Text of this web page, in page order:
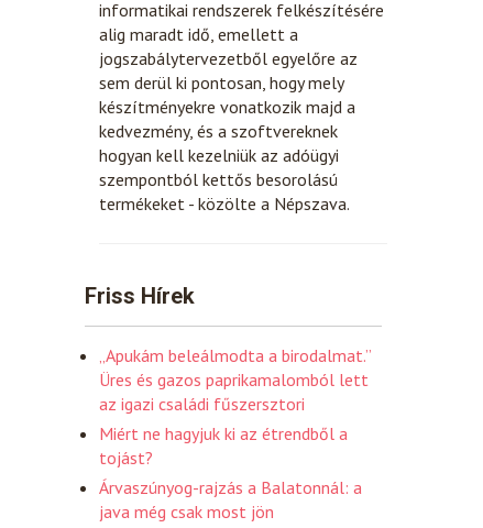
informatikai rendszerek felkészítésére
alig maradt idő, emellett a
jogszabálytervezetből egyelőre az
sem derül ki pontosan, hogy mely
készítményekre vonatkozik majd a
kedvezmény, és a szoftvereknek
hogyan kell kezelniük az adóügyi
szempontból kettős besorolású
termékeket - közölte a Népszava.
Friss Hírek
„Apukám beleálmodta a birodalmat.”
Üres és gazos paprikamalomból lett
az igazi családi fűszersztori
Miért ne hagyjuk ki az étrendből a
tojást?
Árvaszúnyog-rajzás a Balatonnál: a
java még csak most jön